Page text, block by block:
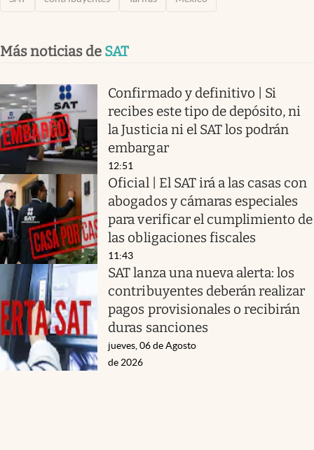
Más noticias de SAT
Confirmado y definitivo | Si
recibes este tipo de depósito, ni
la Justicia ni el SAT los podrán
embargar
12:51
Oficial | El SAT irá a las casas con
abogados y cámaras especiales
para verificar el cumplimiento de
las obligaciones fiscales
11:43
SAT lanza una nueva alerta: los
contribuyentes deberán realizar
pagos provisionales o recibirán
duras sanciones
jueves, 06 de Agosto
de 2026